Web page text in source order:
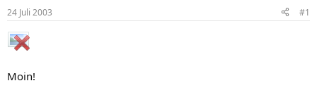
e
r
l
t
24 Juli 2003 #1
Moin!